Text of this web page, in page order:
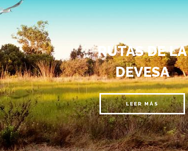
RUTAS DE LA
DEVESA
LEER MÁS